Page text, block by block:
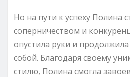
Но на пути к успеху Полина
соперничеством и
опустила руки и
собой. Благодаря своему
стилю, Полина смогла